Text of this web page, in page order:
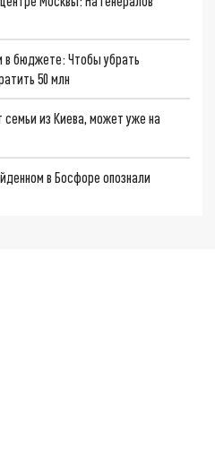
бюджете: Чтобы убрать
50 млн
семьи из Киева, может уже на
в Босфоре опознали